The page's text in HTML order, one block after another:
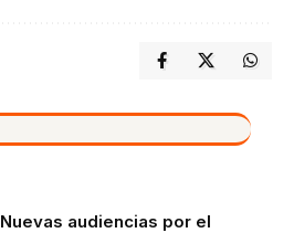
Nuevas audiencias por el